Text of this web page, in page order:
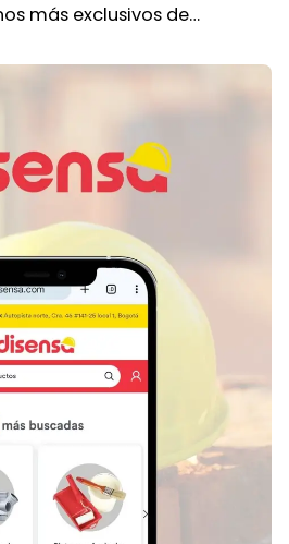
más exclusivos de…